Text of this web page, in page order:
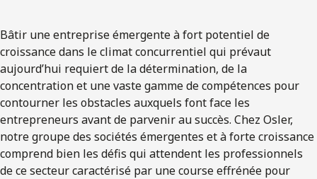
Bâtir une entreprise émergente à fort potentiel de
croissance dans le climat concurrentiel qui prévaut
aujourd’hui requiert de la détermination, de la
concentration et une vaste gamme de compétences pour
contourner les obstacles auxquels font face les
entrepreneurs avant de parvenir au succès. Chez Osler,
notre groupe des sociétés émergentes et à forte croissance
comprend bien les défis qui attendent les professionnels
de ce secteur caractérisé par une course effrénée pour